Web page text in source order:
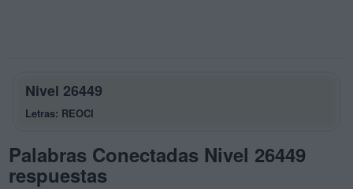
Nivel 26449
Letras: REOCI
Palabras Conectadas Nivel 26449
respuestas